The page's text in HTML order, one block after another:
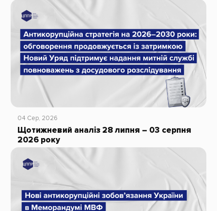
04 Сер, 2026
Щотижневий аналіз 28 липня – 03 серпня
2026 року